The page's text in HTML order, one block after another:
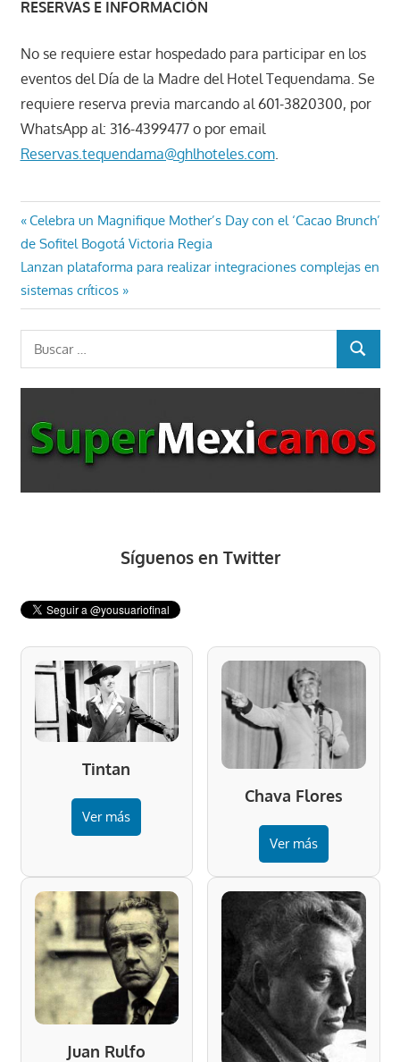
RESERVAS E INFORMACIÓN
No se requiere estar hospedado para participar en los
eventos del Día de la Madre del Hotel Tequendama. Se
requiere reserva previa marcando al 601-3820300, por
WhatsApp al: 316-4399477 o por email
Reservas.tequendama@ghlhoteles.com.
Navegación
de
entradas
Entrada
anterior:
Celebra un Magnifique Mother’s Day con el ‘Cacao Brunch’
de Sofitel Bogotá Victoria Regia
Entrada
siguiente:
Lanzan plataforma para realizar integraciones complejas en
sistemas críticos
BUSCAR
Síguenos en Twitter
Tintan
Ver más
Chava Flores
Ver más
Juan Rulfo